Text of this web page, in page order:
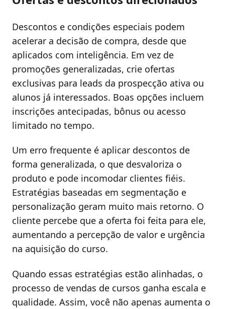
Descontos e condições especiais podem
acelerar a decisão de compra, desde que
aplicados com inteligência. Em vez de
promoções generalizadas, crie ofertas
exclusivas para leads da prospecção ativa ou
alunos já interessados. Boas opções incluem
inscrições antecipadas, bônus ou acesso
limitado no tempo.
Um erro frequente é aplicar descontos de
forma generalizada, o que desvaloriza o
produto e pode incomodar clientes fiéis.
Estratégias baseadas em segmentação e
personalização geram muito mais retorno. O
cliente percebe que a oferta foi feita para ele,
aumentando a percepção de valor e urgência
na aquisição do curso.
Quando essas estratégias estão alinhadas, o
processo de vendas de cursos ganha escala e
qualidade. Assim, você não apenas aumenta o